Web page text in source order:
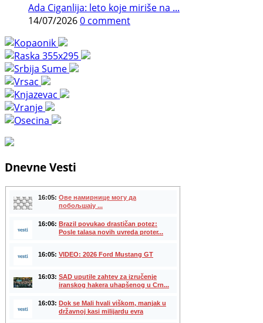
Ada Ciganlija: leto koje miriše na ...
14/07/20260 comment
Dnevne Vesti